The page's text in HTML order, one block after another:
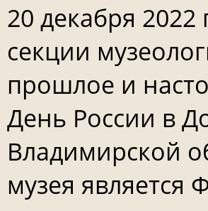
20 декабря 2022
секции
прошлое и
День России в
Владимирской
музея